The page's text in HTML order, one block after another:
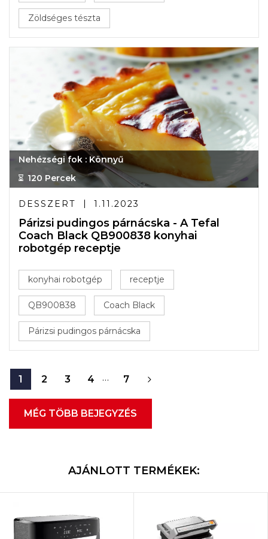
Zöldséges tészta
Nehézségi fok : Könnyű
120 Percek
DESSZERT 1.11.2023
Párizsi pudingos párnácska - A Tefal
Coach Black QB900838 konyhai
robotgép receptje
konyhai robotgép receptje
QB900838 Coach Black
Párizsi pudingos párnácska
1 2 3 4 … 7
MÉG TÖBB BEJEGYZÉS
AJÁNLOTT TERMÉKEK: